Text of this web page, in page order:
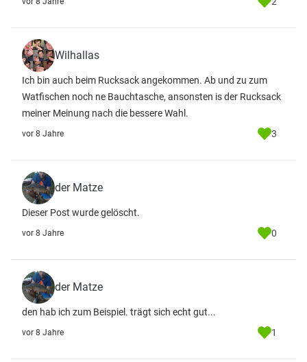
Wilhallas
Ich bin auch beim Rucksack angekommen. Ab und zu zum
Watfischen noch ne Bauchtasche, ansonsten is der Rucksack
meiner Meinung nach die bessere Wahl.
vor 8 Jahre 3
der Matze
Dieser Post wurde gelöscht.
vor 8 Jahre 0
der Matze
den hab ich zum Beispiel. trägt sich echt gut...
vor 8 Jahre 1